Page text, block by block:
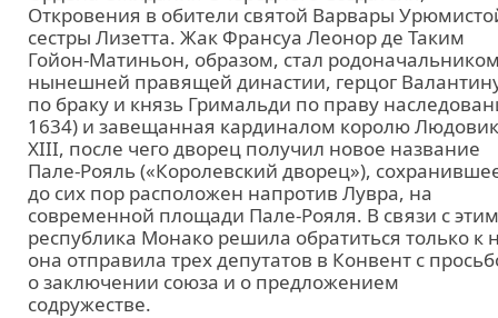
Откровения в обители святой Варвары
сестры Лизетта. Жак Франсуа Леонор де Таким
Гойон-Матиньон, образом, стал
нынешней правящей династии, герцог
по браку и князь Гримальди по праву
1634) и завещанная кардиналом королю
XIII, после чего дворец получил новое название
Пале-Рояль («Королевский дворец»),
до сих пор расположен напротив Лувра, на
современной площади Пале-Рояля. В связи с этим
республика Монако решила обратиться только к
она отправила трех депутатов в Конвент с
о заключении союза и о предложением
содружестве.